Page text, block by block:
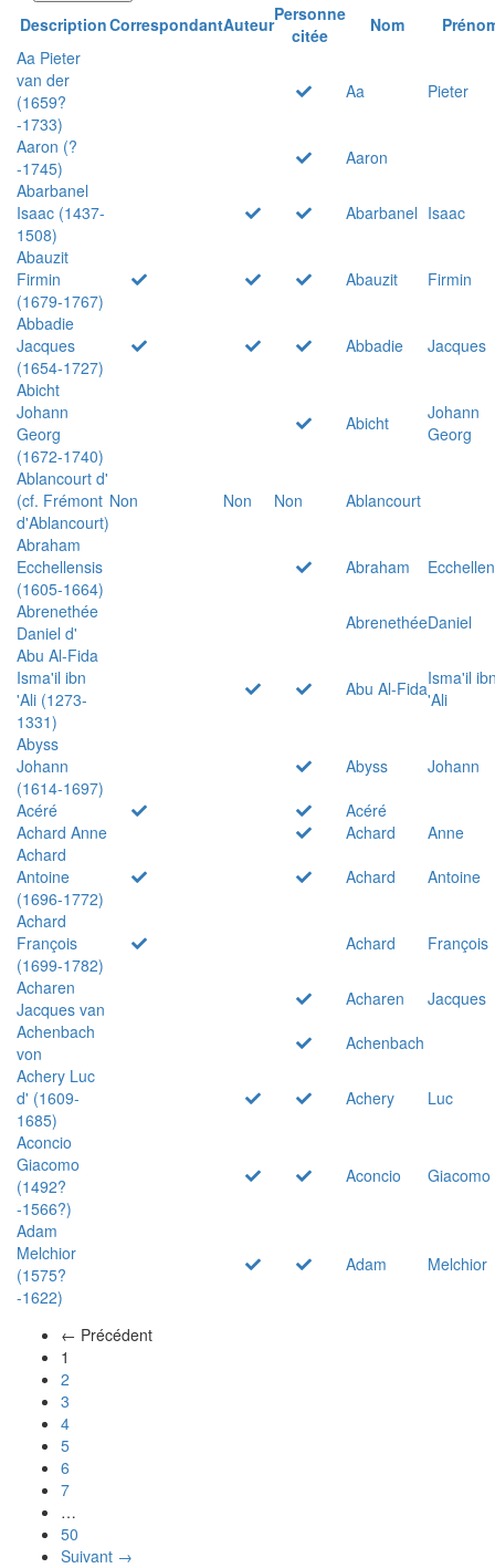
DescriptionCorrespondantAuteurPersonne
citée
Nom
Aa Pieter
van der
(1659?
-1733)
Aa Pieter
Aaron (?
-1745)
Aaron
Abarbanel
Isaac (1437-
1508)
Abarbanel Isaac
Abauzit
Firmin
(1679-1767)
Abauzit
Firmin
Abbadie
Jacques
(1654-1727)
Abbadie
Jacques
Abicht
Johann
Georg
(1672-1740)
Abicht
Johann
Georg
Ablancourt d'
(cf. Frémont
d'Ablancourt)
Non Non Non
Ablancourt
Abraham
Ecchellensis
(1605-1664)
Abraham
Abrenethée
Daniel d'
AbrenethéeDaniel
Abu Al-Fida
Isma'il ibn
'Ali (1273-
1331)
Abu Al-FidaIsma'il
'Ali
Abyss
Johann
(1614-1697)
Abyss
Johann
Acéré
Acéré
Achard Anne
Achard
Anne
Achard
Antoine
(1696-1772)
Achard
Antoine
Achard
François
(1699-1782)
Achard
François
Acharen
Jacques van
Acharen
Jacques
Achenbach
von
Achenbach
Achery Luc
d' (1609-
1685)
Achery
Luc
Aconcio
Giacomo
(1492?
-1566?)
Aconcio Giacomo
Adam
Melchior
(1575?
-1622)
Adam Melchior
← Précédent
1
2
3
4
5
6
7
…
50
Suivant →